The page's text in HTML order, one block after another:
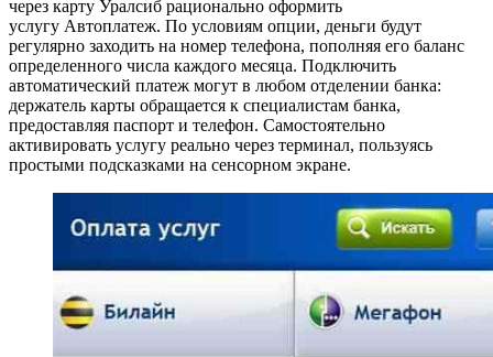
через карту Уралсиб рационально оформить
услугу Автоплатеж. По условиям опции, деньги будут
регулярно заходить на номер телефона, пополняя его баланс
определенного числа каждого месяца. Подключить
автоматический платеж могут в любом отделении банка:
держатель карты обращается к специалистам банка,
предоставляя паспорт и телефон. Самостоятельно
активировать услугу реально через терминал, пользуясь
простыми подсказками на сенсорном экране.